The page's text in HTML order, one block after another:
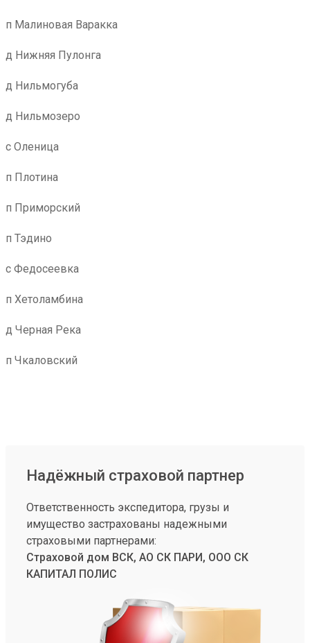
п Малиновая Варакка
д Нижняя Пулонга
д Нильмогуба
д Нильмозеро
с Оленица
п Плотина
п Приморский
п Тэдино
с Федосеевка
п Хетоламбина
д Черная Река
п Чкаловский
Надёжный страховой партнер
Ответственность экспедитора, грузы и
имущество застрахованы надежными
страховыми партнерами:
Страховой дом ВСК, АО СК ПАРИ, ООО СК
КАПИТАЛ ПОЛИС